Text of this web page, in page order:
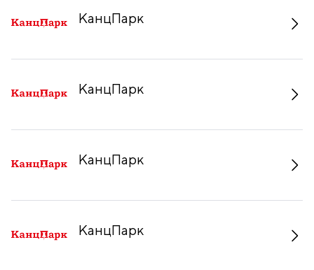
КанцПарк
КанцПарк
КанцПарк
КанцПарк